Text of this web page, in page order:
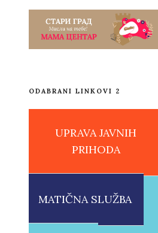
ODABRANI LINKOVI 2
UPRAVA JAVNIH
PRIHODA
MATIČNA SLUŽBA